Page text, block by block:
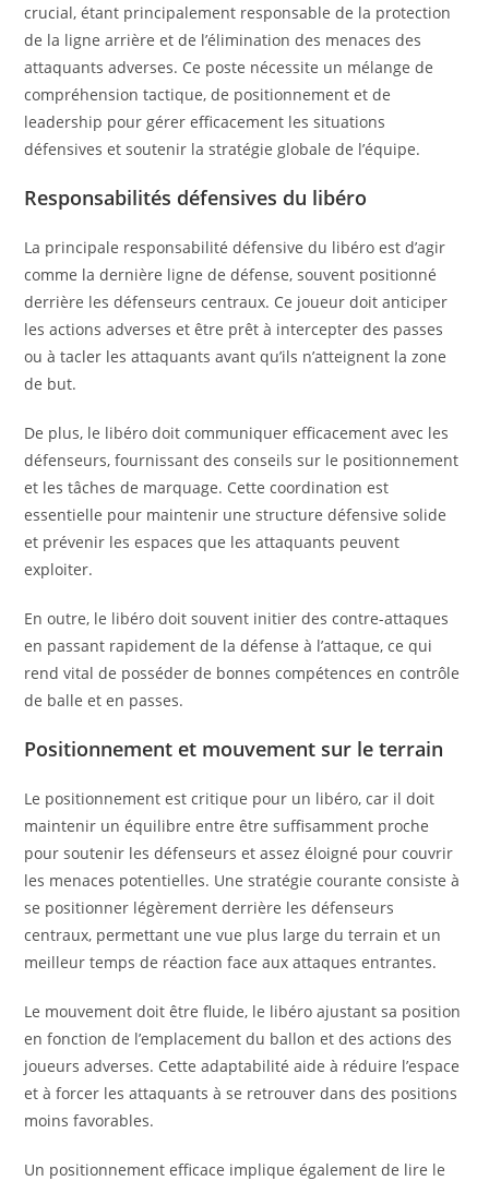
crucial, étant principalement responsable de la protection
de la ligne arrière et de l’élimination des menaces des
attaquants adverses. Ce poste nécessite un mélange de
compréhension tactique, de positionnement et de
leadership pour gérer efficacement les situations
défensives et soutenir la stratégie globale de l’équipe.
Responsabilités défensives du libéro
La principale responsabilité défensive du libéro est d’agir
comme la dernière ligne de défense, souvent positionné
derrière les défenseurs centraux. Ce joueur doit anticiper
les actions adverses et être prêt à intercepter des passes
ou à tacler les attaquants avant qu’ils n’atteignent la zone
de but.
De plus, le libéro doit communiquer efficacement avec les
défenseurs, fournissant des conseils sur le positionnement
et les tâches de marquage. Cette coordination est
essentielle pour maintenir une structure défensive solide
et prévenir les espaces que les attaquants peuvent
exploiter.
En outre, le libéro doit souvent initier des contre-attaques
en passant rapidement de la défense à l’attaque, ce qui
rend vital de posséder de bonnes compétences en contrôle
de balle et en passes.
Positionnement et mouvement sur le terrain
Le positionnement est critique pour un libéro, car il doit
maintenir un équilibre entre être suffisamment proche
pour soutenir les défenseurs et assez éloigné pour couvrir
les menaces potentielles. Une stratégie courante consiste à
se positionner légèrement derrière les défenseurs
centraux, permettant une vue plus large du terrain et un
meilleur temps de réaction face aux attaques entrantes.
Le mouvement doit être fluide, le libéro ajustant sa position
en fonction de l’emplacement du ballon et des actions des
joueurs adverses. Cette adaptabilité aide à réduire l’espace
et à forcer les attaquants à se retrouver dans des positions
moins favorables.
Un positionnement efficace implique également de lire le